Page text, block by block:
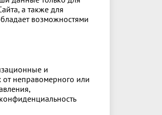
а также для
возможностями
и
неправомерного или